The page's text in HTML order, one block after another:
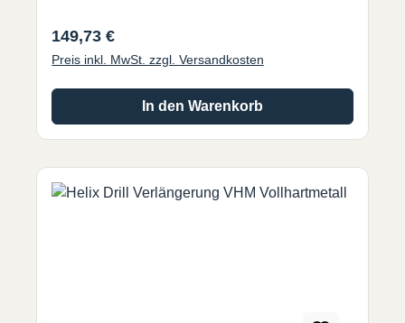
Regulärer Preis:
149,73 €
Preis inkl. MwSt. zzgl. Versandkosten
In den Warenkorb